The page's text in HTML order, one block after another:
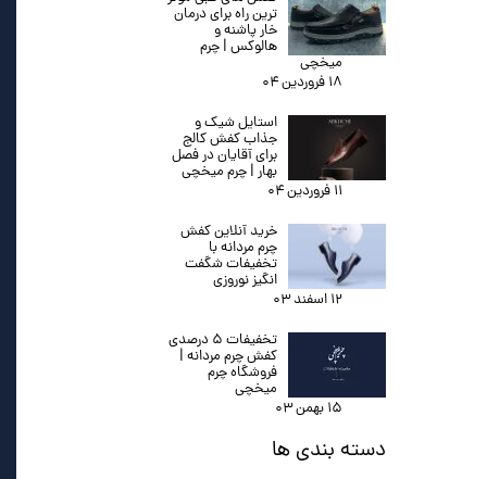
ترین راه برای درمان
خار پاشنه و
هالوکس | چرم
میخچی
۱۸ فروردین ۰۴
استایل شیک و
جذاب کفش کالج
برای آقایان در فصل
بهار | چرم میخچی
۱۱ فروردین ۰۴
خرید آنلاین کفش
چرم مردانه با
تخفیفات شگفت
انگیز نوروزی
۱۲ اسفند ۰۳
تخفیفات ۵ درصدی
کفش چرم مردانه |
فروشگاه چرم
میخچی
۱۵ بهمن ۰۳
دسته بندی ها